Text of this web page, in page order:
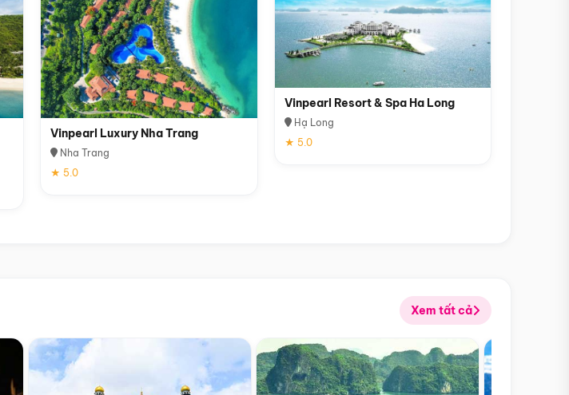
Vinpearl Luxury Nha Trang
Nha Trang
★ 5.0
Vinpearl Resort & Spa Ha Long
Hạ Long
★ 5.0
Xem tất cả